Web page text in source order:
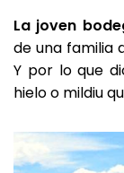
La joven
de una familia
Y por lo que
hielo o mildiu